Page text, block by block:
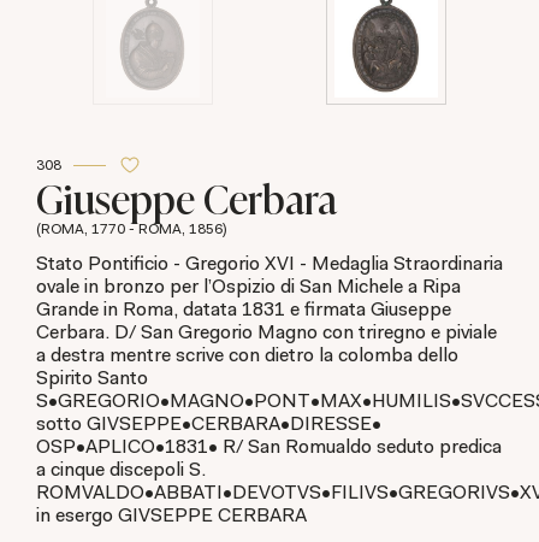
308
Giuseppe Cerbara
(ROMA, 1770 - ROMA, 1856)
Stato Pontificio - Gregorio XVI - Medaglia Straordinaria
ovale in bronzo per l'Ospizio di San Michele a Ripa
Grande in Roma, datata 1831 e firmata Giuseppe
Cerbara. D/ San Gregorio Magno con triregno e piviale
a destra mentre scrive con dietro la colomba dello
Spirito Santo
sotto GIVSEPPE•CERBARA•DIRESSE•
OSP•APLICO•1831• R/ San Romualdo seduto predica
a cinque discepoli S.
in esergo GIVSEPPE CERBARA